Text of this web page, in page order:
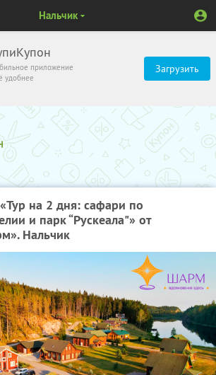
приложение
удобнее
Загрузить
Нальчик
на 2 дня: сафари по
и парк “Рускеала"» от
Нальчик